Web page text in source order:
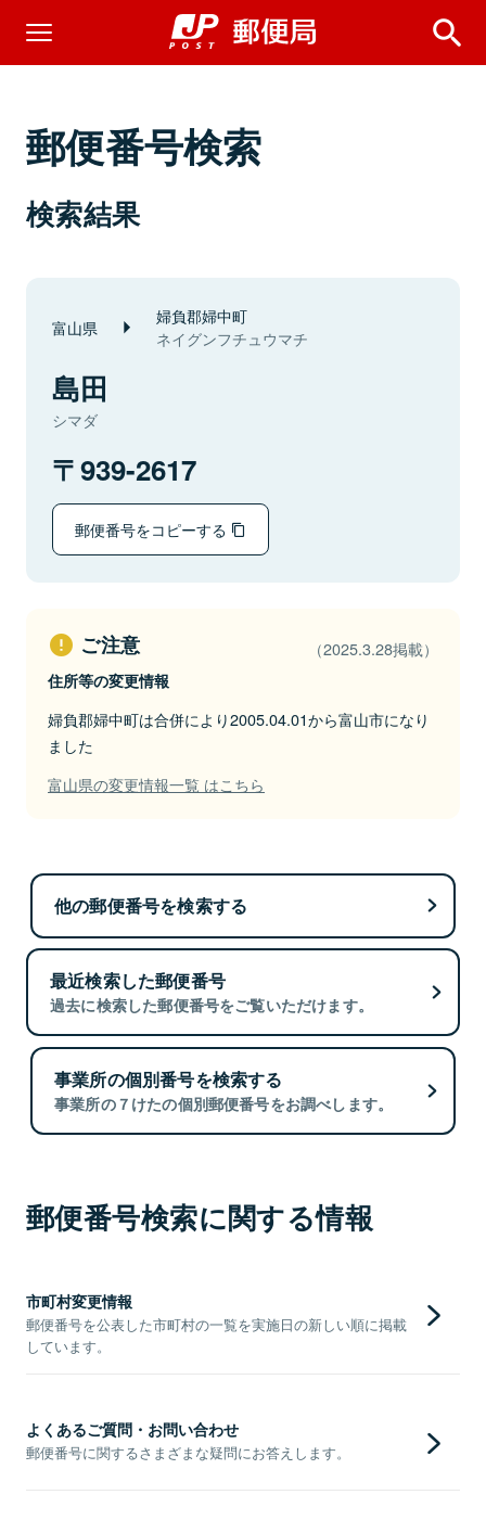
郵便番号検索
検索結果
富山県 婦負郡婦中町
ネイグンフチュウマチ
島田
シマダ
939-2617
郵便番号をコピーする
ご注意 （2025.3.28掲載）
住所等の変更情報
婦負郡婦中町は合併により2005.04.01から富山市になり
ました
富山県の変更情報一覧 はこちら
他の郵便番号を検索する
最近検索した郵便番号
過去に検索した郵便番号をご覧いただけます。
事業所の個別番号を検索する
事業所の７けたの個別郵便番号をお調べします。
郵便番号検索に関する情報
市町村変更情報
郵便番号を公表した市町村の一覧を実施日の新しい順に掲載
しています。
よくあるご質問・お問い合わせ
郵便番号に関するさまざまな疑問にお答えします。